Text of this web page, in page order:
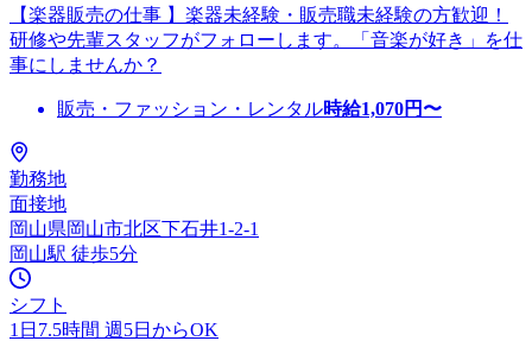
【楽器販売の仕事 】楽器未経験・販売職未経験の方歓迎！
研修や先輩スタッフがフォローします。「音楽が好き」を仕
事にしませんか？
販売・ファッション・レンタル時給1,070円〜
勤務地
面接地
岡山県岡山市北区下石井1-2-1
岡山駅 徒歩5分
シフト
1日7.5時間 週5日からOK